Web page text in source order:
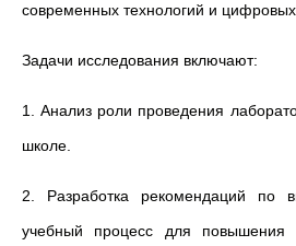
современных технологий и цифровых
Задачи исследования включают:
1. Анализ роли проведения
школе.
2. Разработка рекомендаций по
учебный процесс для повышения